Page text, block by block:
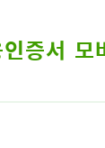
증서 모